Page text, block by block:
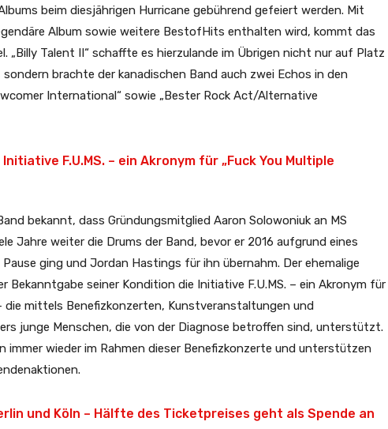
beim diesjährigen Hurricane gebührend gefeiert werden. Mit
Album sowie weitere BestofHits enthalten wird, kommt das
„Billy Talent II“ schaffte es hierzulande im Übrigen nicht nur auf Platz
brachte der kanadischen Band auch zwei Echos in den
International“ sowie „Bester Rock Act/Alternative
F.U.MS. – ein Akronym für „Fuck You Multiple
bekannt, dass Gründungsmitglied Aaron Solowoniuk an MS
Jahre weiter die Drums der Band, bevor er 2016 aufgrund eines
ging und Jordan Hastings für ihn übernahm. Der ehemalige
Bekanntgabe seiner Kondition die Initiative F.U.MS. – ein Akronym für
die mittels Benefizkonzerten, Kunstveranstaltungen und
junge Menschen, die von der Diagnose betroffen sind, unterstützt.
immer wieder im Rahmen dieser Benefizkonzerte und unterstützen
und Köln – Hälfte des Ticketpreises geht als Spende an